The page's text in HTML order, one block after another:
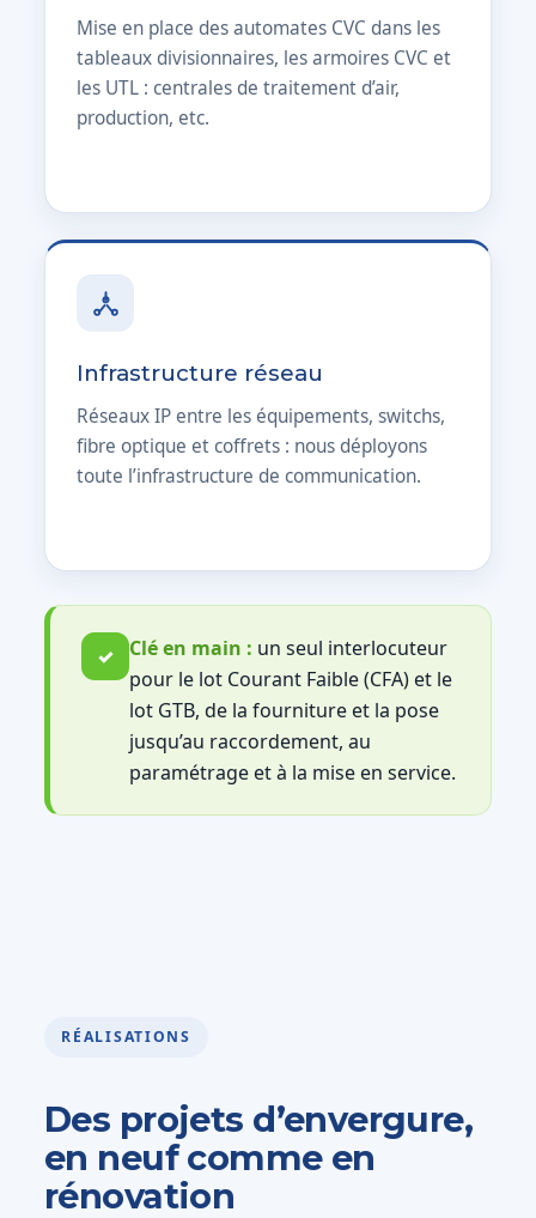
Mise en place des automates CVC dans les
tableaux divisionnaires, les armoires CVC et
les UTL : centrales de traitement d’air,
production, etc.
Infrastructure réseau
Réseaux IP entre les équipements, switchs,
fibre optique et coffrets : nous déployons
toute l’infrastructure de communication.
✓ Clé en main : un seul interlocuteur
pour le lot Courant Faible (CFA) et le
lot GTB, de la fourniture et la pose
jusqu’au raccordement, au
paramétrage et à la mise en service.
RÉALISATIONS
Des projets d’envergure,
en neuf comme en
rénovation